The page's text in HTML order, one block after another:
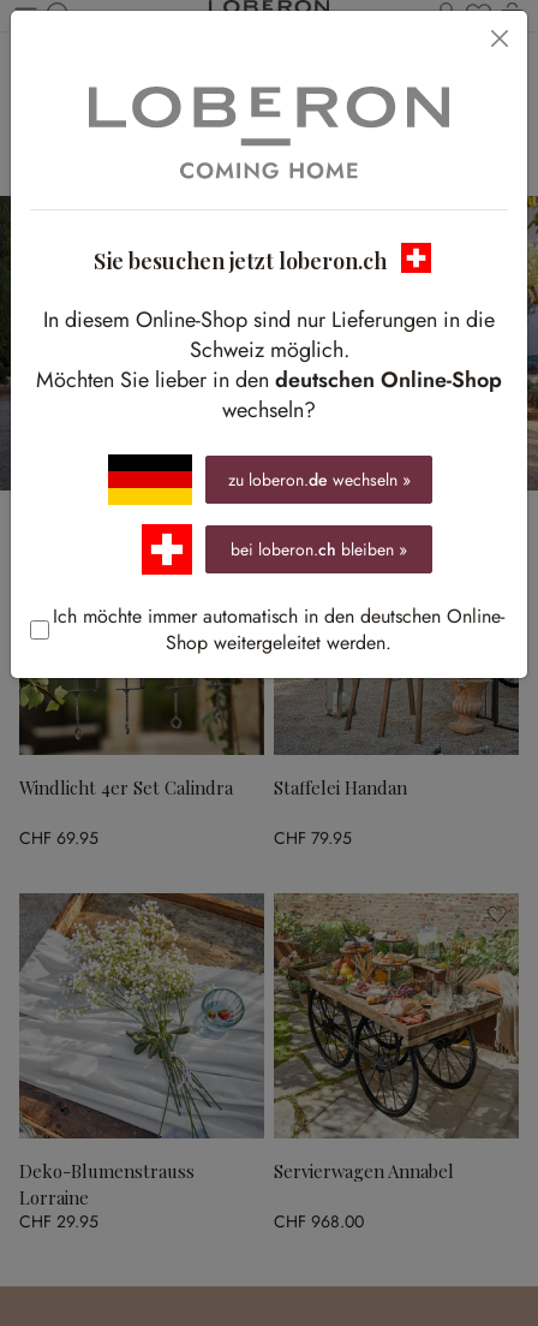
Du
TRAUMHAFTE
GARTENHOCHZEIT
Windlicht 4er Set Calindra
CHF 69.95
Staffelei Handan
CHF 79.95
Deko-Blumenstrauss
Lorraine
CHF 29.95
Servierwagen Annabel
CHF 968.00
Sie besuchen jetzt loberon.ch
In diesem Online-Shop sind nur Lieferungen in die
Schweiz möglich.
Möchten Sie lieber in den deutschen Online-Shop
wechseln?
zu loberon.de wechseln »
bei loberon.ch bleiben »
Ich möchte immer automatisch in den deutschen Online-
Shop weitergeleitet werden.